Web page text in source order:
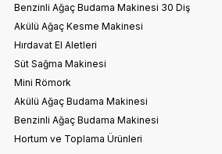
Benzinli Ağaç Budama Makinesi 30 Diş
Akülü Ağaç Kesme Makinesi
Hırdavat El Aletleri
Süt Sağma Makinesi
Mini Römork
Akülü Ağaç Budama Makinesi
Benzinli Ağaç Budama Makinesi
Hortum ve Toplama Ürünleri